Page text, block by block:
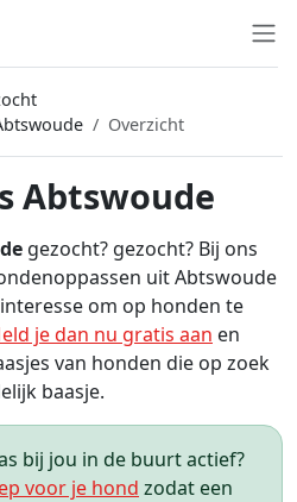
Overzicht
Abtswoude
gezocht? gezocht? Bij ons
uit Abtswoude
om op honden te
je dan nu gratis aan en
van honden die op zoek
baasje.
bij jou in de buurt actief?
voor je hond zodat een